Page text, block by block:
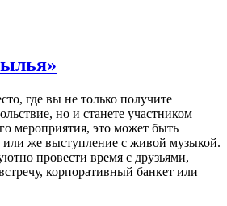
где вы не только получите
но и станете участником
мероприятия, это может быть
или же выступление с живой музыкой.
провести время с друзьями,
корпоративный банкет или